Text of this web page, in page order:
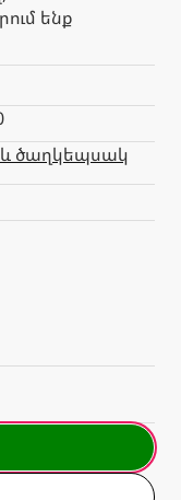
ենք
ծաղկեպսակ